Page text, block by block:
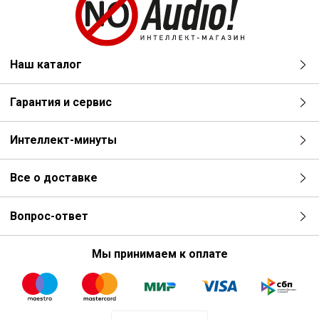
Наш каталог
Гарантия и сервис
Интеллект-минуты
Все о доставке
Вопрос-ответ
Мы принимаем к оплате